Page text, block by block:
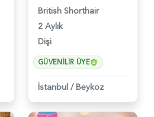
British Shorthair
2 Aylık
Dişi
GÜVENILIR ÜYE
İstanbul / Beykoz